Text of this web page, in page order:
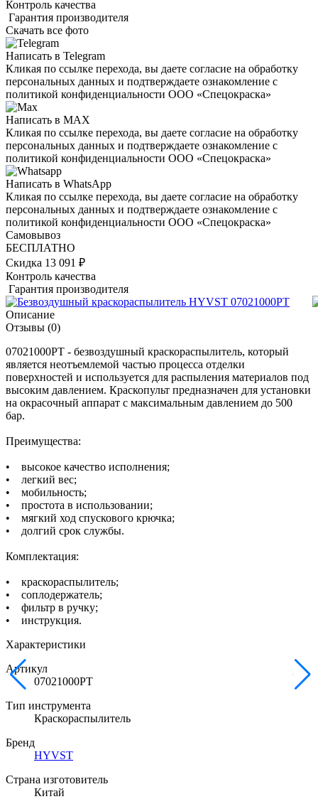
Контроль качества
Гарантия производителя
Скачать все фото
Написать в Telegram
Кликая по ссылке перехода, вы даете согласие на обработку
персональных данных и подтверждаете ознакомление с
политикой конфиденциальности ООО «Спецокраска»
Написать в MAX
Кликая по ссылке перехода, вы даете согласие на обработку
персональных данных и подтверждаете ознакомление с
политикой конфиденциальности ООО «Спецокраска»
Написать в WhatsApp
Кликая по ссылке перехода, вы даете согласие на обработку
персональных данных и подтверждаете ознакомление с
политикой конфиденциальности ООО «Спецокраска»
Самовывоз
БЕСПЛАТНО
Скидка 13 091 ₽
Контроль качества
Гарантия производителя
Описание
Отзывы (0)
07021000PT - безвоздушный краскораспылитель, который
является неотъемлемой частью процесса отделки
поверхностей и используется для распыления материалов под
высоким давлением. Краскопульт предназначен для установки
на окрасочный аппарат с максимальным давлением до 500
бар.
Преимущества:
• высокое качество исполнения;
• легкий вес;
• мобильность;
• простота в использовании;
• мягкий ход спускового крючка;
• долгий срок службы.
Комплектация:
• краскораспылитель;
• соплодержатель;
• фильтр в ручку;
• инструкция.
Характеристики
Артикул
07021000PT
Тип инструмента
Краскораспылитель
Бренд
HYVST
Страна изготовитель
Китай